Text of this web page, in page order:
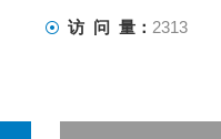
访 问 量： 2313